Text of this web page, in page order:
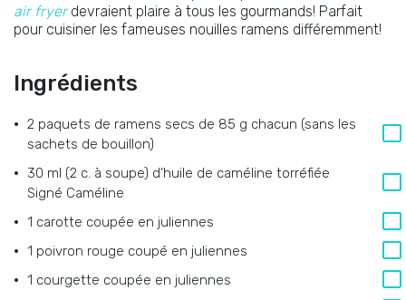
air fryerdevraient plaire à tous les gourmands! Parfait
pour cuisiner les fameuses nouilles ramens différemment!
Ingrédients
2 paquets de ramens secs de 85 g chacun (sans les
sachets de bouillon)
30 ml (2 c. à soupe) d’huile de caméline torréfiée
Signé Caméline
1 carotte coupée en juliennes
1 poivron rouge coupé en juliennes
1 courgette coupée en juliennes